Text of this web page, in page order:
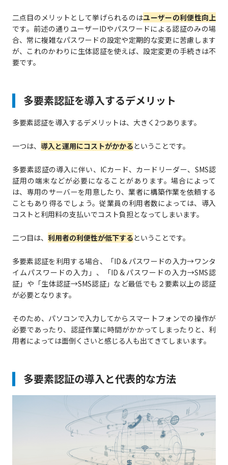
二点目のメリットとして挙げられるのはユーザーの利便性向上
です。前述の通りユーザーIDやパスワードによる認証のみの場
合、常に複雑なパスワードの設定や定期的な変更に苦慮します
が、これのかわりに生体認証を使えば、設定変更の手続きは不
要です。
多要素認証を導入するデメリット
多要素認証を導入するデメリットは、大きく2つあります。
一つは、 導入と運用にコストがかかるということです。
多要素認証の導入に伴い、ICカード、カードリーダー、SMS認
証用の端末などが必要になることがあります。場合によって
は、専用のサーバーを用意したり、業者に構築作業を依頼する
こともあり得るでしょう。従業員の利用者数によっては、導入
コストと利用料の支払いでコスト負担となってしまいます。
二つ目は、 利用者の利便性が低下するということです。
多要素認証を利用する場合、「ID＆パスワードの入力→ワンタ
イムパスワードの入力」、「ID＆パスワードの入力→SMS認
証」や「生体認証→SMS認証」など最低でも２要素以上の認証
が必要となります。
そのため、パソコンで入力してからスマートフォンでの操作が
必要であったり、認証作業に時間がかかってしまったりと、利
用者によっては面倒くさいと感じる人も出てきてしまいます。
多要素認証の導入と代表的な方法